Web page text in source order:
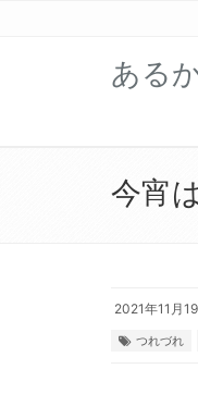
ある
今宵
2021年11月
つれづれ